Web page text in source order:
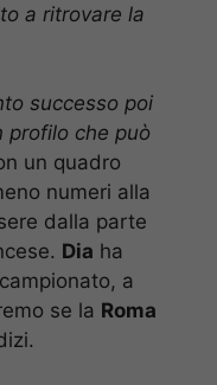
a ritrovare la
successo poi
profilo che può
un quadro
numeri alla
dalla parte
Dia ha
a
se la Roma